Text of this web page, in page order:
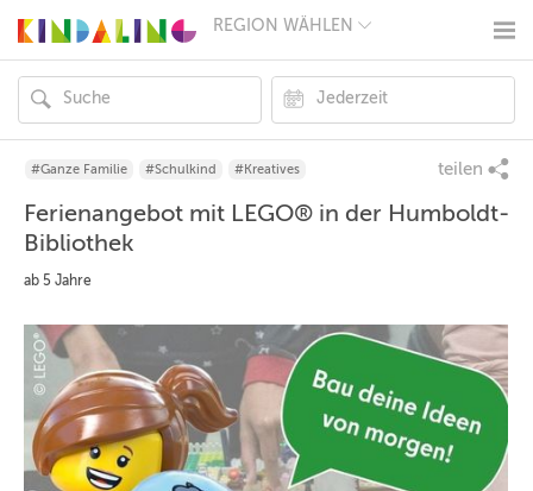
REGION WÄHLEN
MÜNCHEN
HAMBURG
FRANKFURT
KÖLN
DÜSSELDORF
ESSEN
WIEN
ZÜRICH
ANDERE
REGIONEN
#Ganze Familie #Schulkind #Kreatives teilen
Ferienangebot mit LEGO® in der Humboldt-
Bibliothek
ab 5 Jahre